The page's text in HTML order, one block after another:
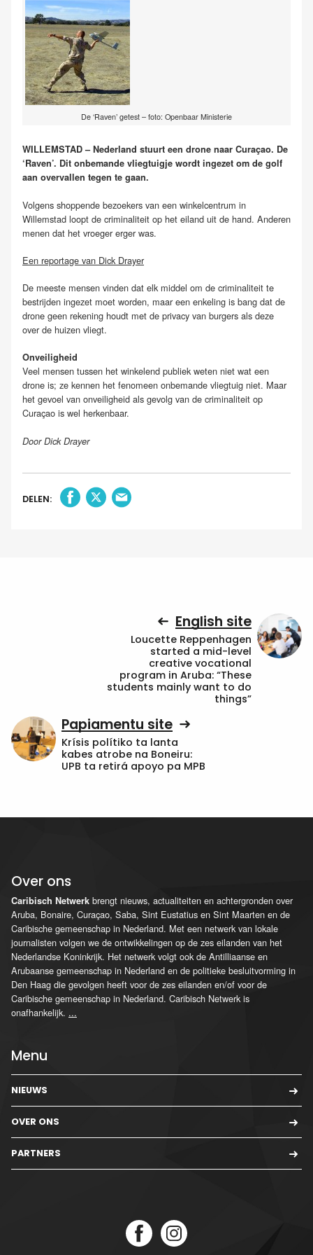
De ‘Raven’ getest – foto: Openbaar Ministerie
WILLEMSTAD – Nederland stuurt een drone naar Curaçao. De
‘Raven’. Dit onbemande vliegtuigje wordt ingezet om de golf
aan overvallen tegen te gaan.
Volgens shoppende bezoekers van een winkelcentrum in
Willemstad loopt de criminaliteit op het eiland uit de hand. Anderen
menen dat het vroeger erger was.
Een reportage van Dick Drayer
De meeste mensen vinden dat elk middel om de criminaliteit te
bestrijden ingezet moet worden, maar een enkeling is bang dat de
drone geen rekening houdt met de privacy van burgers als deze
over de huizen vliegt.
Onveiligheid
Veel mensen tussen het winkelend publiek weten niet wat een
drone is; ze kennen het fenomeen onbemande vliegtuig niet. Maar
het gevoel van onveiligheid als gevolg van de criminaliteit op
Curaçao is wel herkenbaar.
Door Dick Drayer
DELEN:
English site
Loucette Reppenhagen
started a mid-level
creative vocational
program in Aruba: “These
students mainly want to do
things”
Papiamentu site
Krísis polítiko ta lanta
kabes atrobe na Boneiru:
UPB ta retirá apoyo pa MPB
Over ons
Caribisch Netwerk brengt nieuws, actualiteiten en achtergronden over
Aruba, Bonaire, Curaçao, Saba, Sint Eustatius en Sint Maarten en de
Caribische gemeenschap in Nederland. Met een netwerk van lokale
journalisten volgen we de ontwikkelingen op de zes eilanden van het
Nederlandse Koninkrijk. Het netwerk volgt ook de Antilliaanse en
Arubaanse gemeenschap in Nederland en de politieke besluitvorming in
Den Haag die gevolgen heeft voor de zes eilanden en/of voor de
Caribische gemeenschap in Nederland. Caribisch Netwerk is
onafhankelijk. ...
Menu
NIEUWS
OVER ONS
PARTNERS